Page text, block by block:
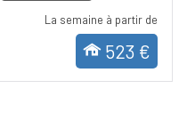
La semaine à partir de
523 €